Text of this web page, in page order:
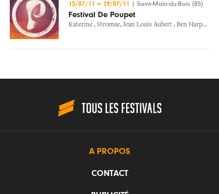
13/07/11 — 29/07/11 Saint-Malo-du-Bois (85)
Festival De Poupet
Katerine , Stromae, Jean Louis Aubert , Ben Harper & The Innocent Criminals
A PROPOS
CONTACT